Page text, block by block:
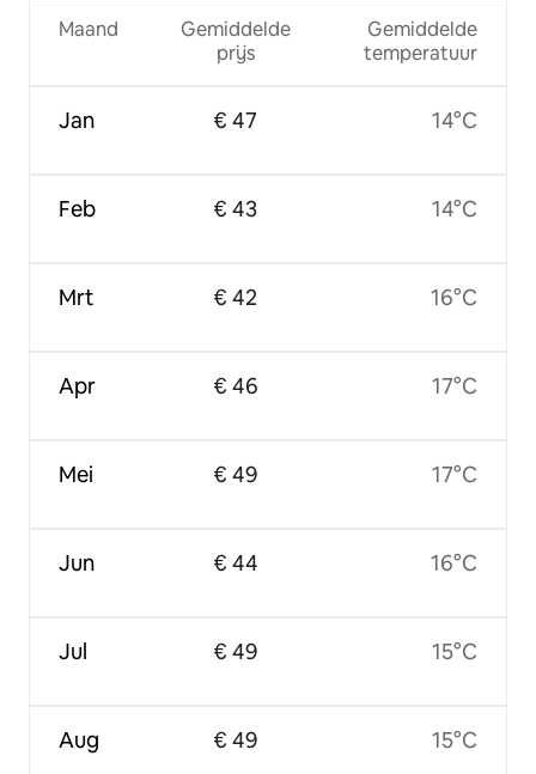
Maand
Jan
Feb
Mrt
Apr
Mei
Jun
Jul
Aug
Gemiddelde
prijs
€ 47
€ 43
€ 42
€ 46
€ 49
€ 44
€ 49
€ 49
Gemiddelde
temperatuur
14°C
14°C
16°C
17°C
17°C
16°C
15°C
15°C